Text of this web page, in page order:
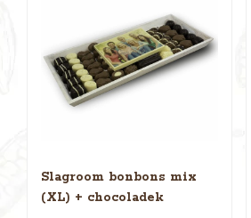
Slagroom bonbons mix
(XL) + chocoladek